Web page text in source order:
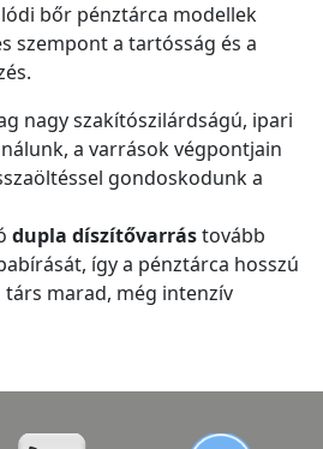
bőr pénztárca modellek
szempont a tartósság és a
nagy szakítószilárdságú, ipari
a varrások végpontjain
gondoskodunk a
dupla díszítővarrástovább
így a pénztárca hosszú
marad, még intenzív